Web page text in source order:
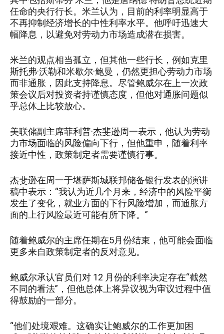
任命的央行行长。米兰认为，目前的利率明显高于
不再抑制经济增长的中性利率水平。他呼吁迅速大
幅降息，以避免对劳动力市场造成潜在损害。
米兰的观点相当孤立，但其他一些行长，例如克里
斯托弗·沃勒和米歇尔·鲍曼，仍然更担心劳动力市场
而非通胀，因此支持降息。尽管鲍威尔在上一次政
策会议后对投资者持谨慎态度，但他对通胀问题似
乎总体上比较放心。
美联储副主席菲利普·杰斐逊周一表示，他认为劳动
力市场面临的风险偏向下行，但他重申，随着利率
接近中性，政策制定者需要谨慎行事。
杰斐逊在周一于堪萨斯城联邦储备银行发表的演讲
稿中表示：“我认为近几个月来，经济中的风险平衡
发生了变化，就业方面的下行风险增加，而通胀方
面的上行风险最近可能有所下降。”
随着鲍威尔的主席任期在5月份结束，他可能会面临
更多来自政策制定者的反对意见。
鲍威尔承认官员们对 12 月份的利率决定存在“截然
不同的看法”，但他总体上将异议视为审议过程中值
得鼓励的一部分。
“他们处境艰难。这确实让鲍威尔的工作更加困